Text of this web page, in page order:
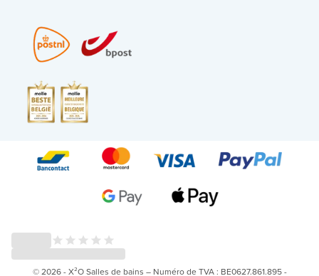
© 2026 - X²O Salles de bains – Numéro de TVA : BE0627.861.895 -